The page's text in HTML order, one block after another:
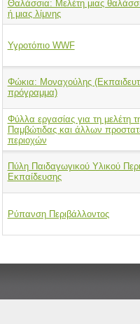
Θαλάσσια: Μελέτη μιας
ή μιας λίμνης
Υγροτόπιο WWF
Φώκια: Μοναχούλης
πρόγραμμα)
Φύλλα εργασίας για τη μελέτη
Παμβώτιδας και άλλων
περιοχών
Πύλη Παιδαγωγικού Υλικού
Εκπαίδευσης
Ρύπανση Περιβάλλοντος